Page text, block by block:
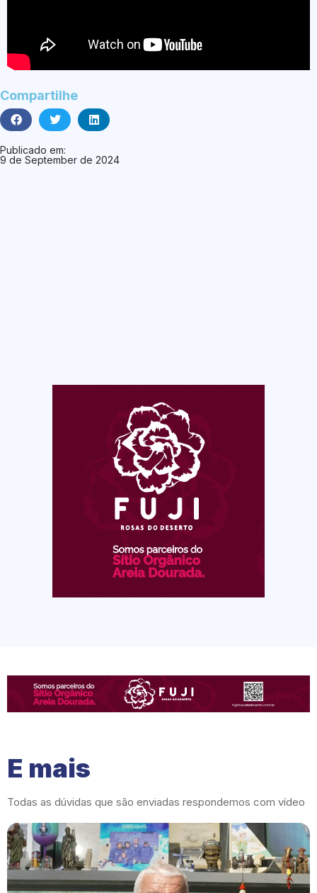
Compartilhe
Publicado em:
9 de September de 2024
E mais
Todas as dúvidas que são enviadas respondemos com vídeo